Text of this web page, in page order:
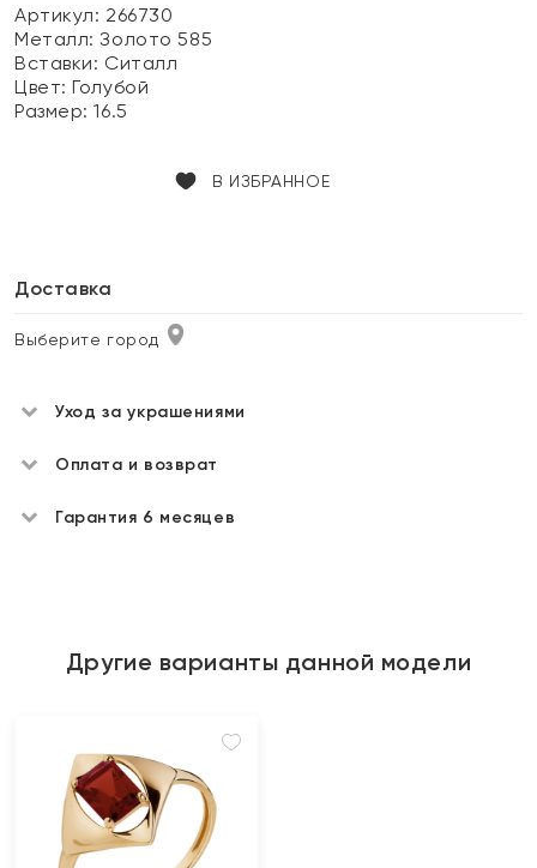
Артикул: 266730
Металл:Золото 585
Вставки: Ситалл
Цвет:Голубой
Размер:16.5
В ИЗБРАННОЕ
Доставка
Выберите город
Уход за украшениями
Оплата и возврат
Гарантия 6 месяцев
Другие варианты данной модели